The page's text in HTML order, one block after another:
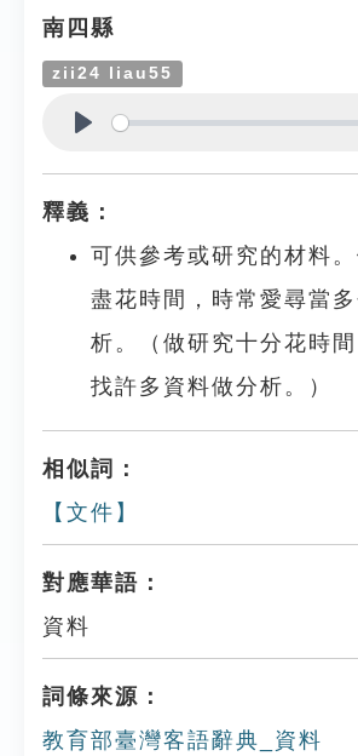
南四縣
zii24 liau55
釋義：
可供參考或研究的材料
盡花時間，時常愛尋當
析。（做研究十分花時
找許多資料做分析。）
相似詞：
【文件】
對應華語：
資料
詞條來源：
教育部臺灣客語辭典_資料